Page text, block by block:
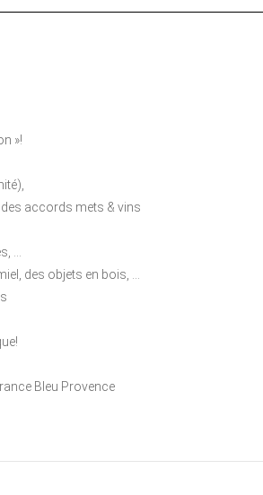
»!
accords mets & vins
…
des objets en bois, …
Bleu Provence